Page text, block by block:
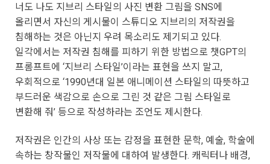
너도 나도 지브리 스타일의 사진 변환 그림을 SNS에
올리면서 자신의 게시물이 스튜디오 지브리의 저작권을
침해하는 것은 아닌지 우려 목소리도 제기되고 있다.
일각에서는 저작권 침해를 피하기 위한 방법으로 챗GPT의
프롬프트에 ‘지브리 스타일’이라는 표현을 쓰지 말고,
우회적으로 ‘1990년대 일본 애니메이션 스타일의 따뜻하고
부드러운 색감으로 손으로 그린 것 같은 그림 스타일로
변환해 줘’ 등으로 작성하라는 조언도 제시한다.
저작권은 인간의 사상 또는 감정을 표현한 문학, 예술, 학술에
속하는 창작물인 저작물에 대하여 발생한다. 캐릭터나 배경,